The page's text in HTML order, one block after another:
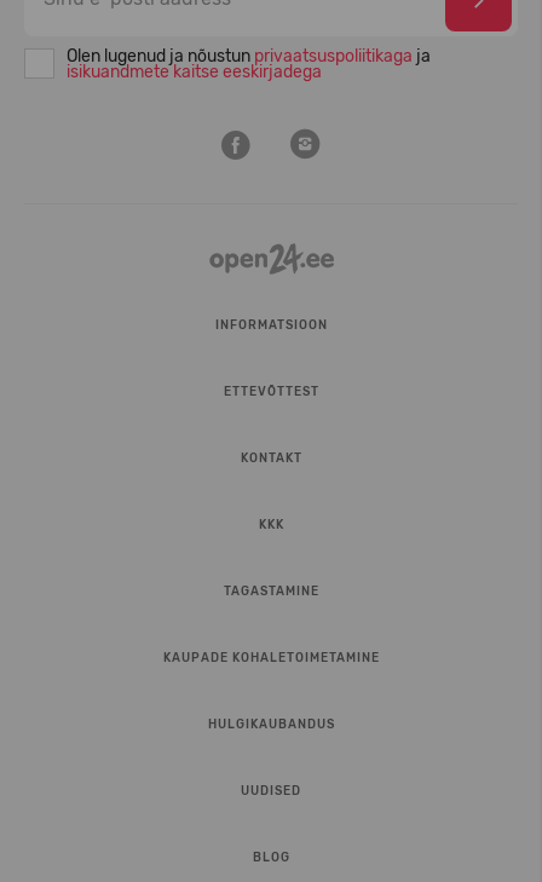
Olen lugenud ja nõustun privaatsuspoliitikaga ja
isikuandmete kaitse eeskirjadega
INFORMATSIOON
ETTEVÕTTEST
KONTAKT
KKK
TAGASTAMINE
KAUPADE KOHALETOIMETAMINE
HULGIKAUBANDUS
UUDISED
BLOG